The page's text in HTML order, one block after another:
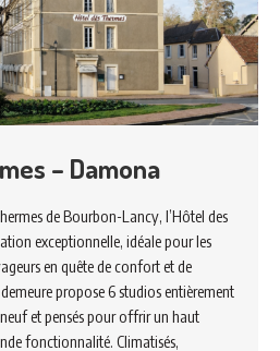
– Damona
de Bourbon-Lancy, l’Hôtel des
exceptionnelle, idéale pour les
en quête de confort et de
propose 6 studios entièrement
et pensés pour offrir un haut
fonctionnalité. Climatisés,